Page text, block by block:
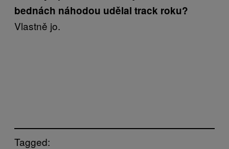
bednách náhodou udělal track roku?
Vlastně jo.
Tagged: